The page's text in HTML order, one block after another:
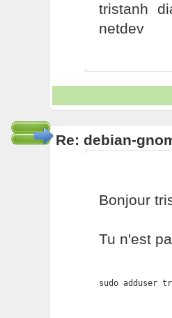
tristanh
netdev
Re: debian-
Bonjour
Tu n'est
sudo adduser